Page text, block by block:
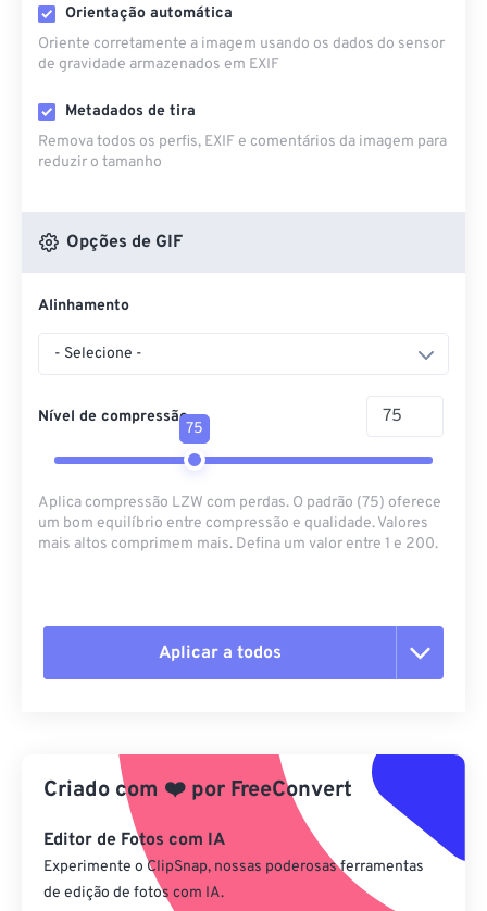
Orientação automática
Oriente corretamente a imagem usando os dados do sensor
de gravidade armazenados em EXIF
Metadados de tira
Remova todos os perfis, EXIF ​​e comentários da imagem para
reduzir o tamanho
Opções de GIF
Alinhamento
- Selecione -
Nível de compressão
75
Aplica compressão LZW com perdas. O padrão (75) oferece
um bom equilíbrio entre compressão e qualidade. Valores
mais altos comprimem mais. Defina um valor entre 1 e 200.
Aplicar a todos
Aplicar a partir da predefinição
Salvar como predefinição
Criado com ❤️ por FreeConvert
Editor de Fotos com IA
Experimente o ClipSnap, nossas poderosas ferramentas
de edição de fotos com IA.